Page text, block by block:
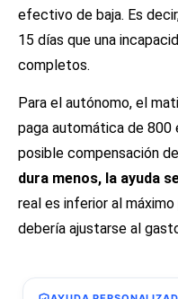
efectivo de baja. Es
15 días que una
completos.
Para el autónomo, el
paga automática de 800
posible compensación
dura menos, la ayuda
real es inferior al
debería ajustarse al